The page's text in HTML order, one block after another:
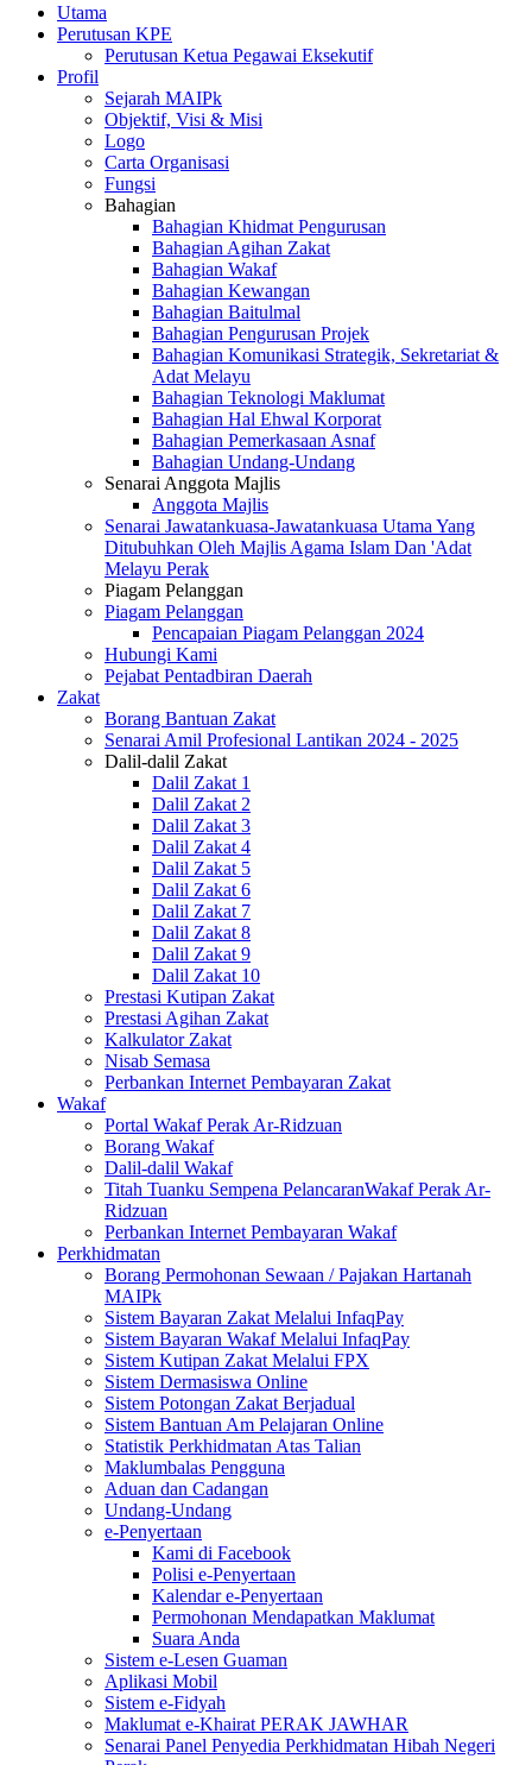
Utama
Perutusan KPE
Perutusan Ketua Pegawai Eksekutif
Profil
Sejarah MAIPk
Objektif, Visi & Misi
Logo
Carta Organisasi
Fungsi
Bahagian
Bahagian Khidmat Pengurusan
Bahagian Agihan Zakat
Bahagian Wakaf
Bahagian Kewangan
Bahagian Baitulmal
Bahagian Pengurusan Projek
Bahagian Komunikasi Strategik, Sekretariat &
Adat Melayu
Bahagian Teknologi Maklumat
Bahagian Hal Ehwal Korporat
Bahagian Pemerkasaan Asnaf
Bahagian Undang-Undang
Senarai Anggota Majlis
Anggota Majlis
Senarai Jawatankuasa-Jawatankuasa Utama Yang
Ditubuhkan Oleh Majlis Agama Islam Dan 'Adat
Melayu Perak
Piagam Pelanggan
Piagam Pelanggan
Pencapaian Piagam Pelanggan 2024
Hubungi Kami
Pejabat Pentadbiran Daerah
Zakat
Borang Bantuan Zakat
Senarai Amil Profesional Lantikan 2024 - 2025
Dalil-dalil Zakat
Dalil Zakat 1
Dalil Zakat 2
Dalil Zakat 3
Dalil Zakat 4
Dalil Zakat 5
Dalil Zakat 6
Dalil Zakat 7
Dalil Zakat 8
Dalil Zakat 9
Dalil Zakat 10
Prestasi Kutipan Zakat
Prestasi Agihan Zakat
Kalkulator Zakat
Nisab Semasa
Perbankan Internet Pembayaran Zakat
Wakaf
Portal Wakaf Perak Ar-Ridzuan
Borang Wakaf
Dalil-dalil Wakaf
Titah Tuanku Sempena PelancaranWakaf Perak Ar-
Ridzuan
Perbankan Internet Pembayaran Wakaf
Perkhidmatan
Borang Permohonan Sewaan / Pajakan Hartanah
MAIPk
Sistem Bayaran Zakat Melalui InfaqPay
Sistem Bayaran Wakaf Melalui InfaqPay
Sistem Kutipan Zakat Melalui FPX
Sistem Dermasiswa Online
Sistem Potongan Zakat Berjadual
Sistem Bantuan Am Pelajaran Online
Statistik Perkhidmatan Atas Talian
Maklumbalas Pengguna
Aduan dan Cadangan
Undang-Undang
e-Penyertaan
Kami di Facebook
Polisi e-Penyertaan
Kalendar e-Penyertaan
Permohonan Mendapatkan Maklumat
Suara Anda
Sistem e-Lesen Guaman
Aplikasi Mobil
Sistem e-Fidyah
Maklumat e-Khairat PERAK JAWHAR
Senarai Panel Penyedia Perkhidmatan Hibah Negeri